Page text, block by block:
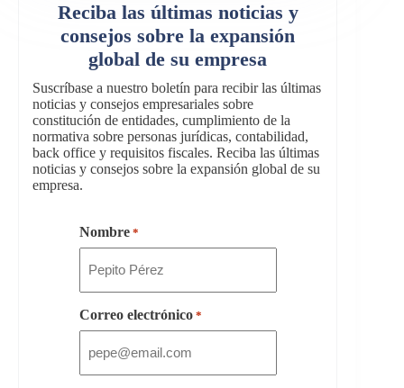
Reciba las últimas noticias y
consejos sobre la expansión
global de su empresa
Suscríbase a nuestro boletín para recibir las últimas
noticias y consejos empresariales sobre
constitución de entidades, cumplimiento de la
normativa sobre personas jurídicas, contabilidad,
back office y requisitos fiscales. Reciba las últimas
noticias y consejos sobre la expansión global de su
empresa.
Nombre *
Correo electrónico *